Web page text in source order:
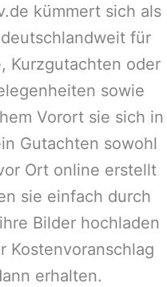
kümmert sich als
für
Kurzgutachten oder
sowie
Vorort sie sich in
Gutachten sowohl
Ort online erstellt
sie einfach durch
Bilder hochladen
Kostenvoranschlag
erhalten.